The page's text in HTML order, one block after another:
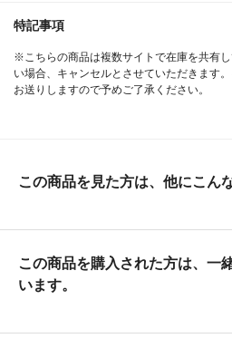
特記事項
※こちらの商品は複数サイトで在庫を共有
い場合、キャンセルとさせていただきます
お送りしますので予めご了承ください。
この商品を見た方は、他にこん
この商品を購入された方は、一
います。